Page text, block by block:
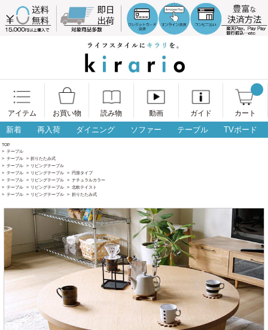
アイテム お買い物 読み物 動画 ガイド カート
新着 再入荷 ダイニング ソファー テーブル TVボード
TOP
> テーブル
> テーブル > 折りたたみ式
> テーブル > リビングテーブル
> テーブル > リビングテーブル > 円形タイプ
> テーブル > リビングテーブル > ナチュラルカラー
> テーブル > リビングテーブル > 北欧テイスト
> テーブル > リビングテーブル > 折りたたみ式